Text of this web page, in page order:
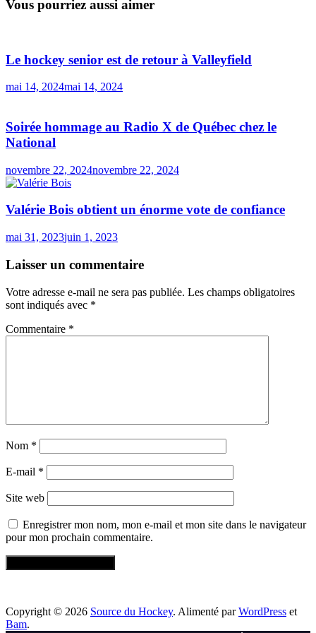
Vous pourriez aussi aimer
Le hockey senior est de retour à Valleyfield
mai 14, 2024mai 14, 2024
Soirée hommage au Radio X de Québec chez le
National
novembre 22, 2024novembre 22, 2024
Valérie Bois obtient un énorme vote de confiance
mai 31, 2023juin 1, 2023
Laisser un commentaire
Votre adresse e-mail ne sera pas publiée. Les champs obligatoires
sont indiqués avec *
Commentaire *
Nom *
E-mail *
Site web
Enregistrer mon nom, mon e-mail et mon site dans le navigateur
pour mon prochain commentaire.
Copyright © 2026 Source du Hockey. Alimenté parWordPress et
Bam.